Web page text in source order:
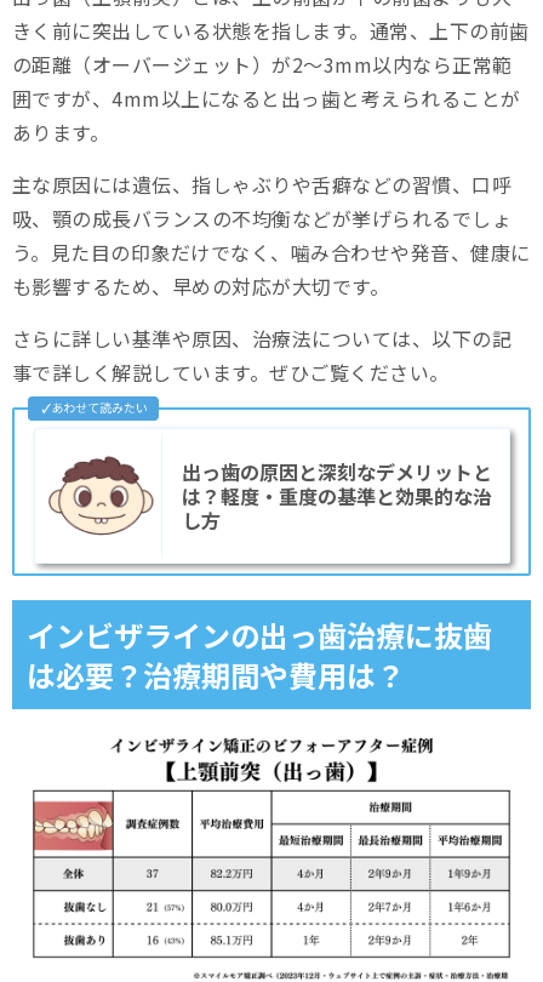
インビザライン矯正の症例②
インビザライン矯正の症例③
インビザライン矯正の症例④
インビザライン以外で出っ歯を治療する方法
ワイヤー矯正
アンカースクリュー（インプラント矯正）
へッドギア
バイオネーター
痛みが軽い
目立たない
インビザラインで出っ歯を治療するデメリット
マウスピースの管理をする必要がある
長期間かかる場合がある
虫歯や歯周病になると治療が遅くなる
医師とのイメージ不一致によっては、かえって出っ歯になる？
口元のお悩みなら、スマイルモア矯正
まとめ
きく前に突出している状態を指します。通常、上下の前歯
の距離（オーバージェット）が2～3mm以内なら正常範
囲ですが、4mm以上になると出っ歯と考えられることが
あります。
主な原因には遺伝、指しゃぶりや舌癖などの習慣、口呼
吸、顎の成長バランスの不均衡などが挙げられるでしょ
う。見た目の印象だけでなく、噛み合わせや発音、健康に
も影響するため、早めの対応が大切です。
さらに詳しい基準や原因、治療法については、以下の記
事で詳しく解説しています。ぜひご覧ください。
出っ歯の原因と深刻なデメリットと
は？軽度・重度の基準と効果的な治
し方
インビザラインの出っ歯治療に抜歯
は必要？治療期間や費用は？